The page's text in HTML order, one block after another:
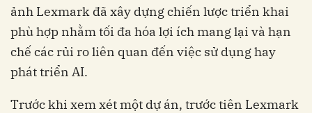
ảnh Lexmark đã xây dựng chiến lược triển khai
phù hợp nhằm tối đa hóa lợi ích mang lại và hạn
chế các rủi ro liên quan đến việc sử dụng hay
phát triển AI.
Trước khi xem xét một dự án, trước tiên Lexmark